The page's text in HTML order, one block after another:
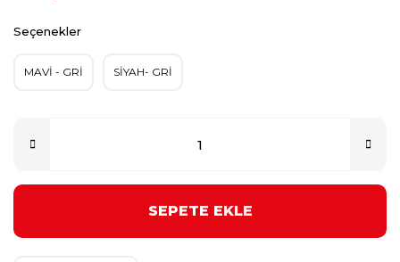
Seçenekler
MAVİ - GRİ SİYAH- GRİ
SEPETE EKLE